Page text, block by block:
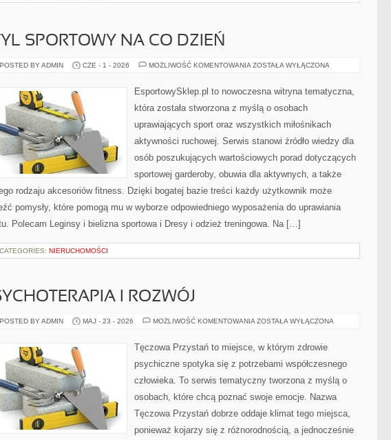
SPORTOWY NA CO DZIEŃ
POSTED BY ADMIN CZE - 1 - 2026 MOŻLIWOŚĆ KOMENTOWANIA STYL
DZIEŃ
ZOSTAŁA WYŁĄCZONA
EsportowySklep.pl to nowoczesna witryna tematyczna,
która została stworzona z myślą o osobach
uprawiających sport oraz wszystkich miłośnikach
aktywności ruchowej. Serwis stanowi źródło wiedzy dla
osób poszukujących wartościowych porad dotyczących
sportowej garderoby, obuwia dla aktywnych, a także
rodzaju akcesoriów fitness. Dzięki bogatej bazie treści każdy użytkownik może
pomysły, które pomogą mu w wyborze odpowiedniego wyposażenia do uprawiania
Polecam Leginsy i bielizna sportowa i Dresy i odzież treningowa. Na […]
CATEGORIES: NIERUCHOMOŚCI
I ROZWÓJ
POSTED BY ADMIN MAJ - 23 - 2026 MOŻLIWOŚĆ KOMENTOWANIA PSYCHOTERAPIA
ZOSTAŁA WYŁĄCZONA
Tęczowa Przystań to miejsce, w którym zdrowie
psychiczne spotyka się z potrzebami współczesnego
człowieka. To serwis tematyczny tworzona z myślą o
osobach, które chcą poznać swoje emocje. Nazwa
Tęczowa Przystań dobrze oddaje klimat tego miejsca,
ponieważ kojarzy się z różnorodnością, a jednocześnie